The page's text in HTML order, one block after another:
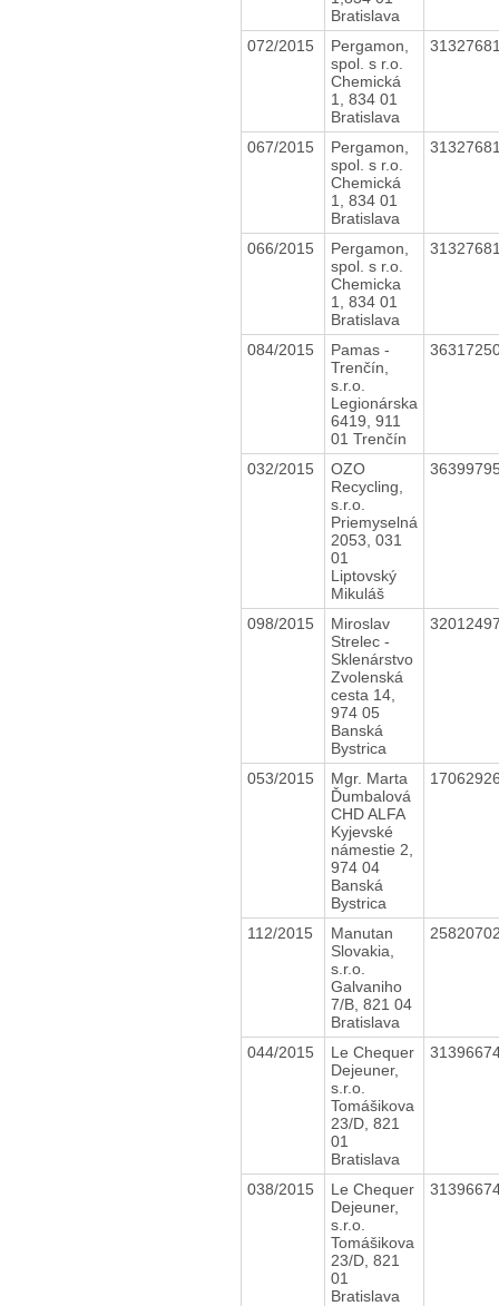
Bratislava
072/2015
Pergamon,
spol. s r.o.
Chemická
1, 834 01
Bratislava
067/2015
Pergamon,
spol. s r.o.
Chemická
1, 834 01
Bratislava
066/2015
Pergamon,
spol. s r.o.
Chemicka
1, 834 01
Bratislava
084/2015
Pamas -
Trenčín,
s.r.o.
Legionárska
6419, 911
01 Trenčín
032/2015
OZO
Recycling,
s.r.o.
Priemyselná
2053, 031
01
Liptovský
Mikuláš
098/2015
Miroslav
Strelec -
Sklenárstvo
Zvolenská
cesta 14,
974 05
Banská
Bystrica
053/2015
Mgr. Marta
Ďumbalová
CHD ALFA
Kyjevské
námestie 2,
974 04
Banská
Bystrica
112/2015
Manutan
Slovakia,
s.r.o.
Galvaniho
7/B, 821 04
Bratislava
044/2015
Le Chequer
Dejeuner,
s.r.o.
Tomášikova
23/D, 821
01
Bratislava
038/2015
Le Chequer
Dejeuner,
s.r.o.
Tomášikova
23/D, 821
01
Bratislava